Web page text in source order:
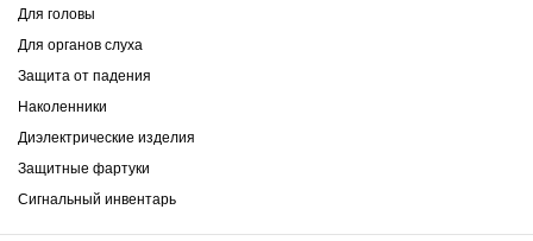
Для головы
Для органов слуха
Защита от падения
Наколенники
Диэлектрические изделия
Защитные фартуки
Сигнальный инвентарь